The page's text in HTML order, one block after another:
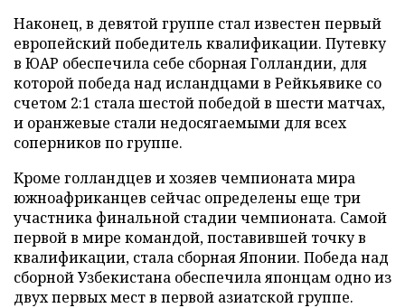
Наконец, в девятой группе стал известен первый
европейский победитель квалификации. Путевку
в ЮАР обеспечила себе сборная Голландии, для
которой победа над исландцами в Рейкьявике со
счетом 2:1 стала шестой победой в шести матчах,
и оранжевые стали недосягаемыми для всех
соперников по группе.
Кроме голландцев и хозяев чемпионата мира
южноафриканцев сейчас определены еще три
участника финальной стадии чемпионата. Самой
первой в мире командой, поставившей точку в
квалификации, стала сборная Японии. Победа над
сборной Узбекистана обеспечила японцам одно из
двух первых мест в первой азиатской группе.